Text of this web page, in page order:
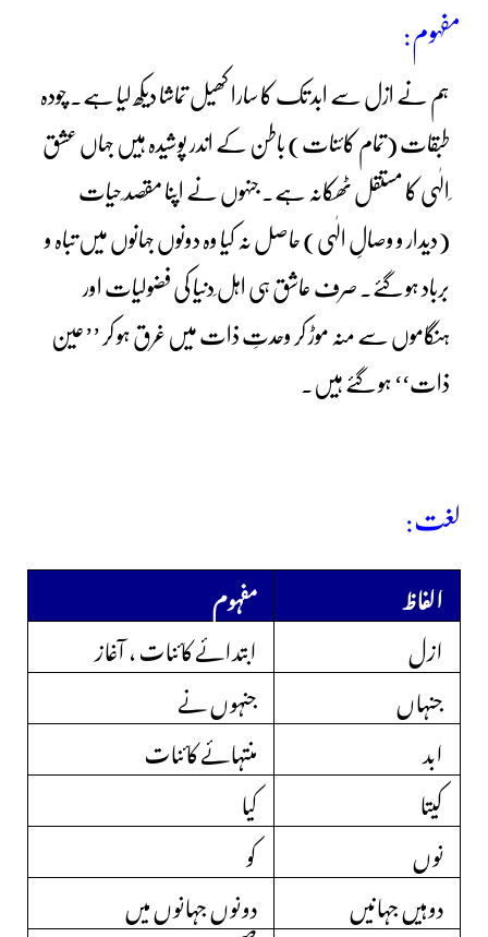
مفہوم:
ہم نے ازل سے ابد تک کا سارا کھیل تماشا دیکھ لیا ہے۔ چودہ
طبقات (تمام کائنات) باطن کے اندر پوشیدہ ہیں جہاں عشق
ِالٰہی کا مستقل ٹھکانہ ہے۔ جنہوں نے اپنا مقصد ِحیات
(دیدار و وصالِ الٰہی) حاصل نہ کیا وہ دونوں جہانوں میں تباہ و
برباد ہو گئے۔ صرف عاشق ہی اہل ِدنیا کی فضولیات اور
ہنگاموں سے منہ موڑ کر وحدتِ ذات میں غرق ہو کر ’’عین
ذات‘‘ ہو گئے ہیں۔
لغت:
الفاظ
مفہوم
ازل
ابتدائے کائنات ، آغاز
جنہاں
جنہوں نے
ابد
منتہائے کائنات
کیتا
کیا
نوں
کو
دوہیں جہانیں
دونوں جہانوں میں